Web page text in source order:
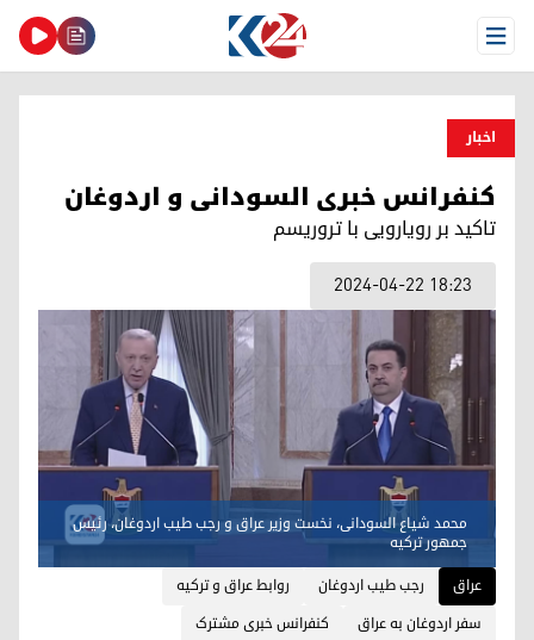
Open Menu
اخبار
کنفرانس خبری السودانی و اردوغان
تاکید بر رویارویی با تروریسم
2024-04-22 18:23
محمد شیاع السودانی، نخست وزیر عراق و رجب طیب اردوغان، رئیس
جمهور ترکیه
عراق
رجب طیب اردوغان
روابط عراق و ترکیه
سفر اردوغان به عراق
کنفرانس خبری مشترک